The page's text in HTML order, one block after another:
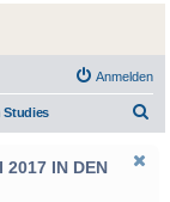
Anmelden
Studies
2017 IN DEN